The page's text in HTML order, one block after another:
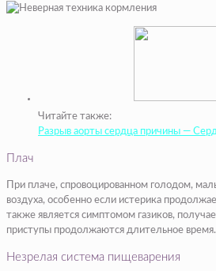
Читайте также:
Разрыв аорты сердца причины —
Плач
При плаче, спровоцированном голодом,
воздуха, особенно если истерика
также является симптомом газиков,
приступы продолжаются длительное время.
Незрелая система пищеварения